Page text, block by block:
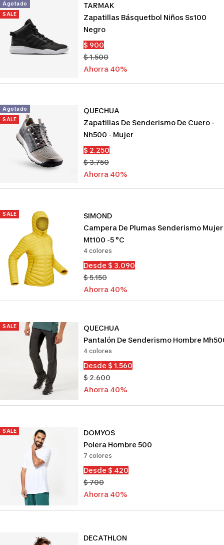
Agotado
SALE
TARMAK
Zapatillas Básquetbol Niños Ss100
Negro
Precio
de
venta
$ 900
Precio
normal
$ 1.500
Ahorra 40%
Agotado
SALE
QUECHUA
Zapatillas De Senderismo De Cuero -
Nh500 - Mujer
Precio
de
venta
$ 2.250
Precio
normal
$ 3.750
Ahorra 40%
SALE
SIMOND
Campera De Plumas Senderismo Mujer
Mt100 -5 °c
4 colores
Precio
de
venta
Desde $ 3.090
Precio
normal
$ 5.150
Ahorra 40%
SALE
QUECHUA
Pantalón De Senderismo Hombre
4 colores
Precio
de
venta
Desde $ 1.560
Precio
normal
$ 2.600
Ahorra 40%
SALE
DOMYOS
Polera Hombre 500
7 colores
Precio
de
venta
Desde $ 420
Precio
normal
$ 700
Ahorra 40%
DECATHLON